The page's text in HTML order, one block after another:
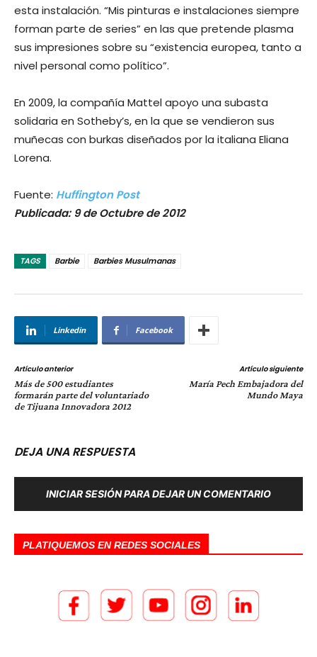
esta instalación. “Mis pinturas e instalaciones siempre
forman parte de series” en las que pretende plasma
sus impresiones sobre su “existencia europea, tanto a
nivel personal como político”.
En 2009, la compañía Mattel apoyo una subasta
solidaria en Sotheby’s, en la que se vendieron sus
muñecas con burkas diseñados por la italiana Eliana
Lorena.
Fuente: Huffington Post
Publicada: 9 de Octubre de 2012
TAGS Barbie Barbies Musulmanas
Linkedin Facebook
Artículo anterior
Más de 500 estudiantes
formarán parte del voluntariado
de Tijuana Innovadora 2012
Artículo siguiente
María Pech Embajadora del
Mundo Maya
DEJA UNA RESPUESTA
INICIAR SESIÓN PARA DEJAR UN COMENTARIO
PLATIQUEMOS EN REDES SOCIALES